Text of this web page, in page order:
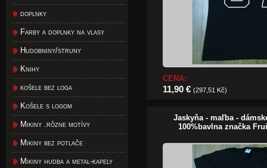
doplnky
Farby a doplnky na vlasy
Hudobniny/struny
Knihy
košele bez loga
Košele s logom
Mikiny .rôzne motívy
Mikiny bez potlače
Mikiny hudba a metal-kapely
CENA:
11,90 € (297,51 Kč)
Jaskyňa - maľba -
100%bavlna značka